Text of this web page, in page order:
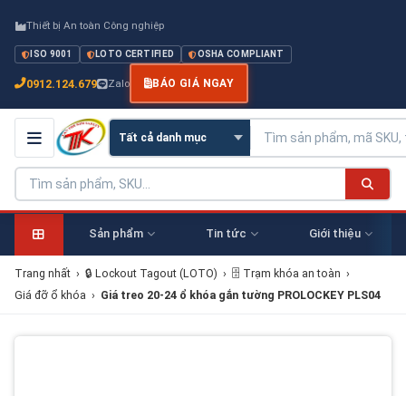
Thiết bị An toàn Công nghiệp
ISO 9001 LOTO CERTIFIED OSHA COMPLIANT
0912.124.679 Zalo BÁO GIÁ NGAY
Sản phẩm Tin tức Giới thiệu
Trang nhất › 🔒 Lockout Tagout (LOTO) › 🗄 Trạm khóa an toàn ›
Giá đỡ ổ khóa › Giá treo 20-24 ổ khóa gắn tường PROLOCKEY PLS04